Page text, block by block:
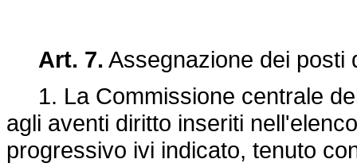
Art. 7. Assegnazione dei posti
1. La Commissione centrale
agli aventi diritto inseriti
progressivo ivi indicato, tenuto